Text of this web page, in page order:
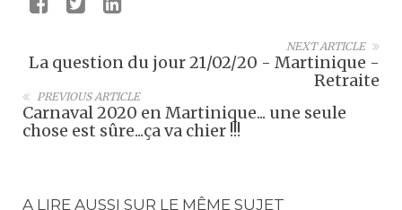
NEXT ARTICLE
La question du jour 21/02/20 - Martinique -
Retraite
PREVIOUS ARTICLE
Carnaval 2020 en Martinique... une seule
chose est sûre...ça va chier !!!
A LIRE AUSSI SUR LE MÊME SUJET